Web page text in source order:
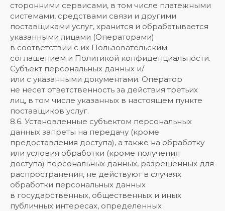
сторонними сервисами, в том числе платежными
системами, средствами связи и другими
поставщиками услуг, хранится и обрабатывается
указанными лицами (Операторами)
в соответствии с их Пользовательским
соглашением и Политикой конфиденциальности.
Субъект персональных данных и/
или с указанными документами. Оператор
не несет ответственность за действия третьих
лиц, в том числе указанных в настоящем пункте
поставщиков услуг.
8.6. Установленные субъектом персональных
данных запреты на передачу (кроме
предоставления доступа), а также на обработку
или условия обработки (кроме получения
доступа) персональных данных, разрешенных для
распространения, не действуют в случаях
обработки персональных данных
в государственных, общественных и иных
публичных интересах, определенных